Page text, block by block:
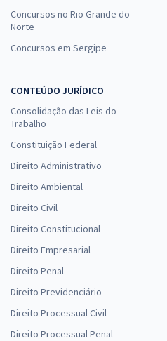
Concursos no Rio Grande do
Norte
Concursos em Sergipe
CONTEÚDO JURÍDICO
Consolidação das Leis do
Trabalho
Constituição Federal
Direito Administrativo
Direito Ambiental
Direito Civil
Direito Constitucional
Direito Empresarial
Direito Penal
Direito Previdenciário
Direito Processual Civil
Direito Processual Penal